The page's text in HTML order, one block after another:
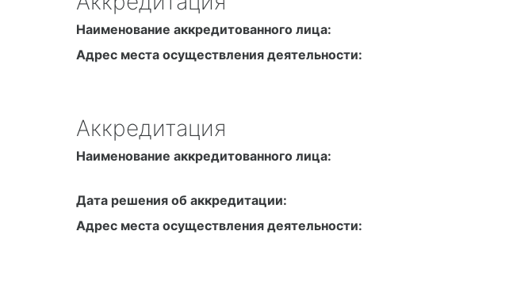
Наименование аккредитованного лица:
Адрес места осуществления деятельности:
Аккредитация
Наименование аккредитованного лица:
Дата решения об аккредитации:
Адрес места осуществления деятельности: